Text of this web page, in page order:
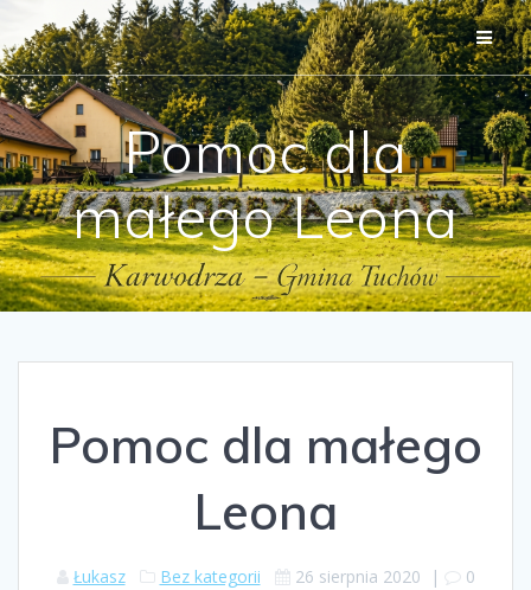
Przejdź
do
treści
Pomoc dla
małego Leona
Pomoc dla małego
Leona
Łukasz Bez kategorii 26 sierpnia 2020 | 0